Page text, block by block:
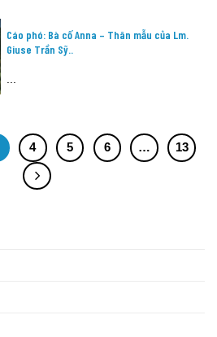
Cáo phó: Bà cố Anna – Thân mẫu của Lm.
Giuse Trần Sỹ..
4 5 6 … 13